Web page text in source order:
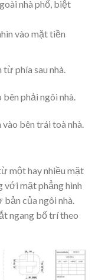
nhà phố, biệt
vào mặt tiền
phía sau nhà.
phải ngôi nhà.
bên trái toà nhà.
một hay nhiều mặt
mặt phẳng hình
của ngôi nhà.
ngang bố trí theo